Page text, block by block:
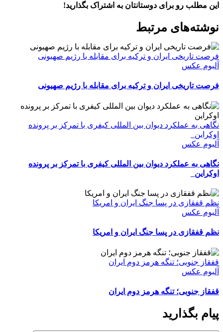
این مطلب رو برای دوستانتان به اشتراک بگذارید!
FacebookX
LinkedIn
WhatsApp
Telegram
ایمیل
نوشته‌‌های مرتبط
فرصت تاریخی ایران و ترکیه برای مقابله با رژیم صهیونی
آلبوم عکس
فرصت تاریخی ایران و ترکیه برای مقابله با رژیم صهیونی
نگاهی به عملکرد دیوان بین المللی کیفری با تمرکز بر پرونده
اوکراین
آلبوم عکس
نگاهی به عملکرد دیوان بین المللی کیفری با تمرکز بر پرونده
اوکراین
نظم قفقازی در پسا جنگ ایران و امریکا
آلبوم عکس
نظم قفقازی در پسا جنگ ایران و امریکا
قفقاز جنوبی؛ تنگه هرمز دوم ایران
آلبوم عکس
قفقاز جنوبی؛ تنگه هرمز دوم ایران
پیام بگذارید